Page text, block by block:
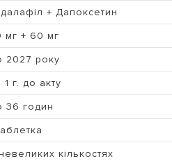
+ Дапоксетин
мг + 60 мг
2027 року
1 г. до акту
36 годин
кількостях